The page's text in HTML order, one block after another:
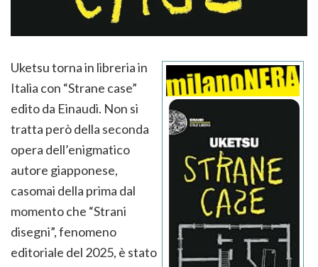
Uketsu torna in libreria in
Italia con “Strane case”
edito da Einaudi. Non si
tratta però della seconda
opera dell’enigmatico
autore giapponese,
casomai della prima dal
momento che “Strani
disegni”, fenomeno
editoriale del 2025, è stato